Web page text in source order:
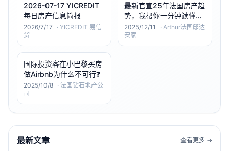
2026-07-17 YICREDIT
每日房产信息简报
2026/7/17 · YICREDIT 易信
贷
最新官宣25年法国房产趋
势，我帮你一分钟读懂，
26年该怎么买？
2025/12/11 · Arthur法国邸达
安家
国际投资客在小巴黎买房
做Airbnb为什么不可行❓
2025/10/8 · 法国钻石地产公
司
最新文章 查看更多 →